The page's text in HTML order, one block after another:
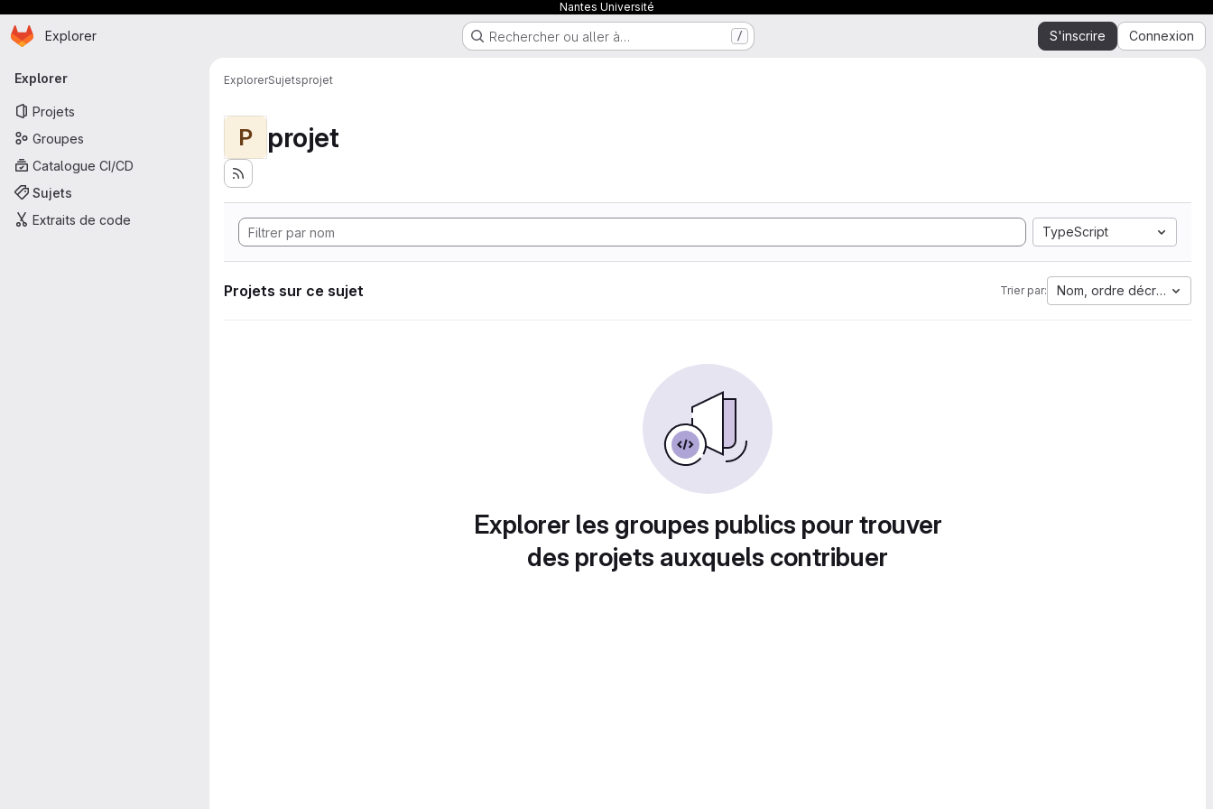
Nantes Université
Passer au contenu principal
Page d'accueil
Explorer Rechercher ou aller à… / S'inscrire Connexion
Navigation principale
Explorer
Projets
Groupes
Catalogue CI/CD
Sujets
Extraits de code
ExplorerSujetsprojet
P projet
TypeScript
Projets sur ce sujet Trier par: Nom, ordre décroissant
Explorer les groupes publics pour trouver
des projets auxquels contribuer